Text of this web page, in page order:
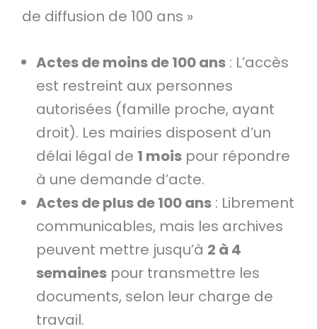
de diffusion de 100 ans »
Actes de moins de 100 ans: L’accès
est restreint aux personnes
autorisées (famille proche, ayant
droit). Les mairies disposent d’un
délai légal de 1 moispour répondre
à une demande d’acte.
Actes de plus de 100 ans: Librement
communicables, mais les archives
peuvent mettre jusqu’à 2 à 4
semainespour transmettre les
documents, selon leur charge de
travail.